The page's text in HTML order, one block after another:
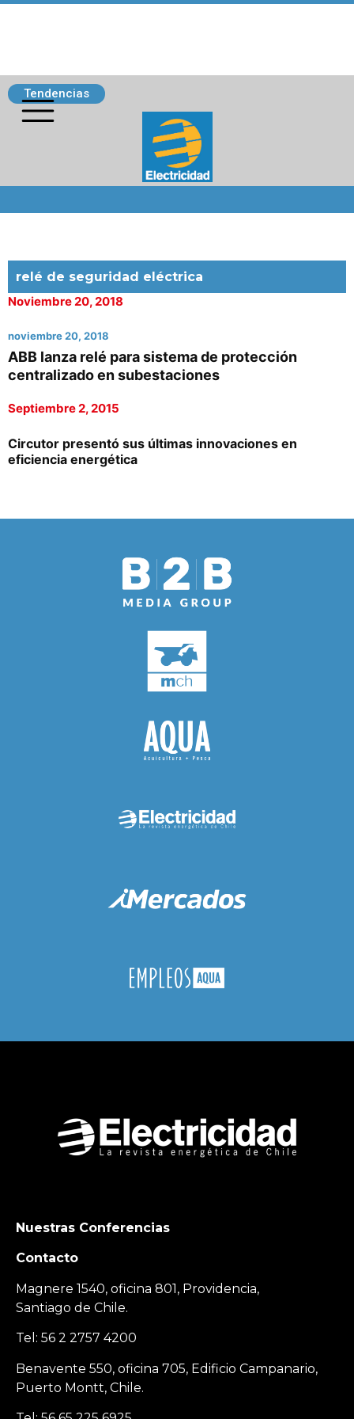
Tendencias
relé de seguridad eléctrica
Noviembre 20, 2018
noviembre 20, 2018
ABB lanza relé para sistema de protección
centralizado en subestaciones
Septiembre 2, 2015
Circutor presentó sus últimas innovaciones en
eficiencia energética
Nuestras Conferencias
Contacto
Magnere 1540, oficina 801, Providencia,
Santiago de Chile.
Tel: 56 2 2757 4200
Benavente 550, oficina 705, Edificio Campanario,
Puerto Montt, Chile.